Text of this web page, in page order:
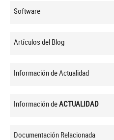
Software
Artículos del Blog
Información de Actualidad
Información deACTUALIDAD
Documentación Relacionada